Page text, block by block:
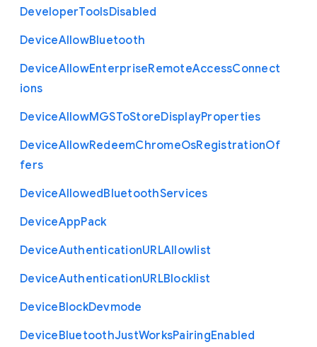
DeveloperToolsDisabled
DeviceAllowBluetooth
DeviceAllowEnterpriseRemoteAccessConnect
ions
DeviceAllowMGSToStoreDisplayProperties
DeviceAllowRedeemChromeOsRegistrationOf
fers
DeviceAllowedBluetoothServices
DeviceAppPack
DeviceAuthenticationURLAllowlist
DeviceAuthenticationURLBlocklist
DeviceBlockDevmode
DeviceBluetoothJustWorksPairingEnabled